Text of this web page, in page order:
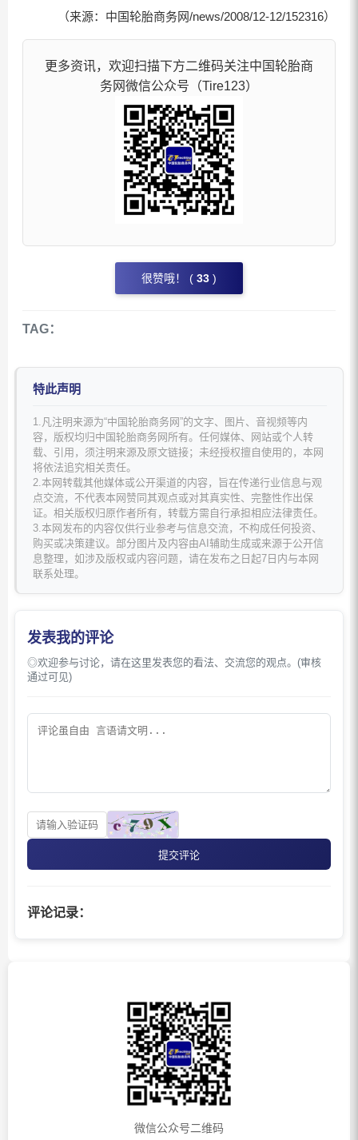
（来源：中国轮胎商务网/news/2008/12-12/152316）
更多资讯，欢迎扫描下方二维码关注中国轮胎商
务网微信公众号（Tire123）
很赞哦！ ( 33 )
TAG：
特此声明
1.凡注明来源为“中国轮胎商务网”的文字、图片、音视频等内
容，版权均归中国轮胎商务网所有。任何媒体、网站或个人转
载、引用，须注明来源及原文链接；未经授权擅自使用的，本网
将依法追究相关责任。
2.本网转载其他媒体或公开渠道的内容，旨在传递行业信息与观
点交流，不代表本网赞同其观点或对其真实性、完整性作出保
证。相关版权归原作者所有，转载方需自行承担相应法律责任。
3.本网发布的内容仅供行业参考与信息交流，不构成任何投资、
购买或决策建议。部分图片及内容由AI辅助生成或来源于公开信
息整理，如涉及版权或内容问题，请在发布之日起7日内与本网
联系处理。
发表我的评论
◎欢迎参与讨论，请在这里发表您的看法、交流您的观点。(审核
通过可见)
提交评论
评论记录：
微信公众号二维码